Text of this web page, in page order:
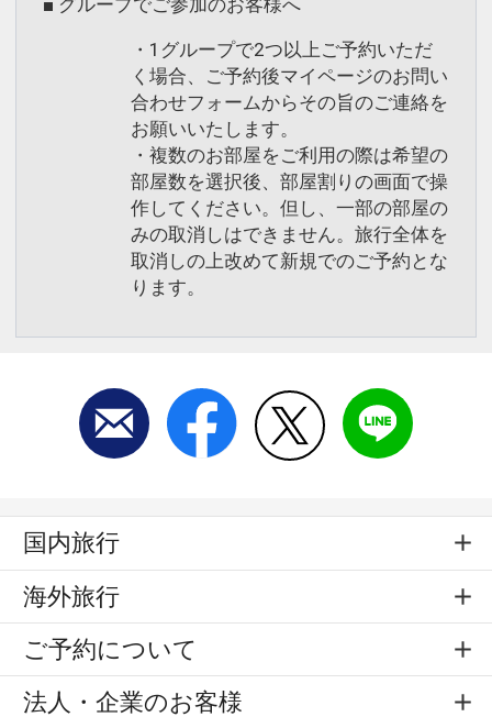
・1グループで2つ以上ご予約いただ
く場合、ご予約後マイページのお問い
合わせフォームからその旨のご連絡を
お願いいたします。
・複数のお部屋をご利用の際は希望の
部屋数を選択後、部屋割りの画面で操
作してください。但し、一部の部屋の
みの取消しはできません。旅行全体を
取消しの上改めて新規でのご予約とな
ります。
国内旅行
海外旅行
ご予約について
法人・企業のお客様